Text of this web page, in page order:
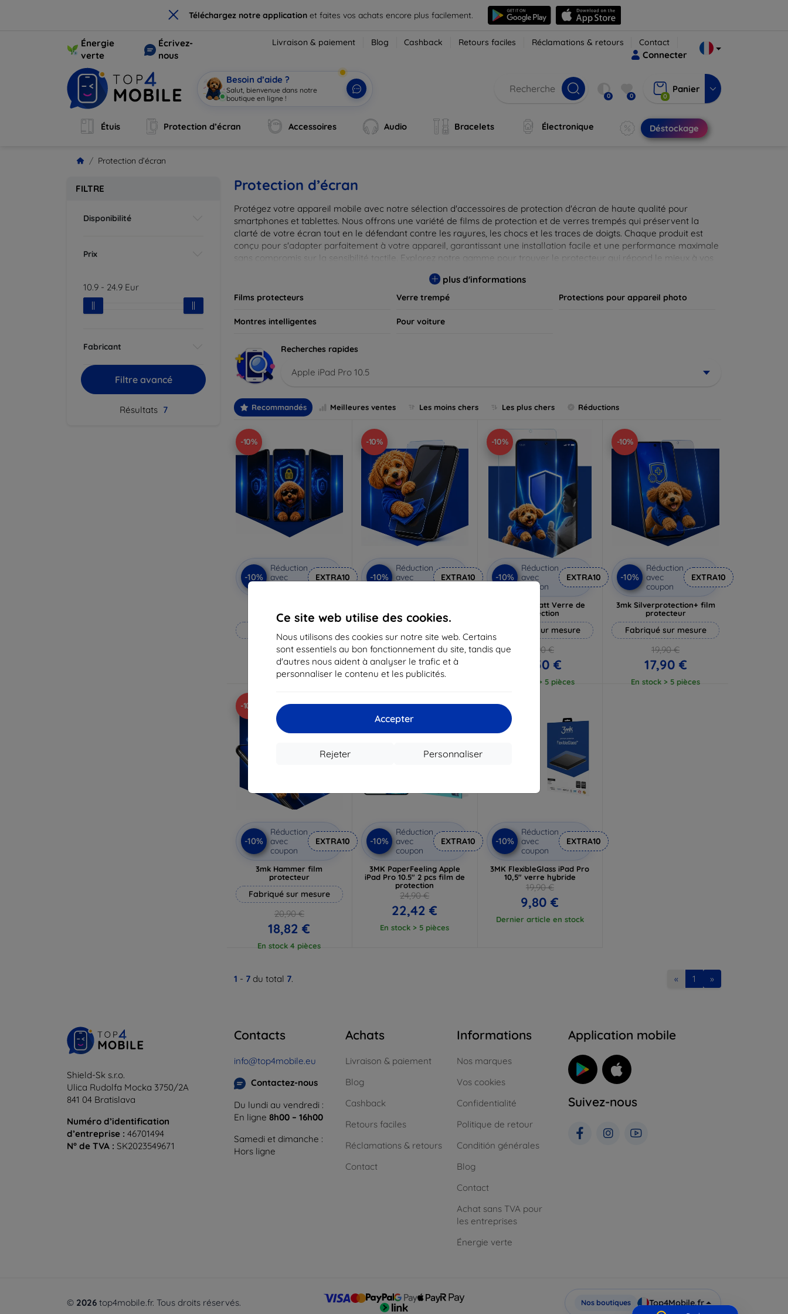
× Téléchargez notre application et faites vos achats encore plus facilement.
Ce site web utilise des cookies.
Nous utilisons des cookies sur notre site web. Certains
sont essentiels au bon fonctionnement du site, tandis que
d'autres nous aident à analyser le trafic et à
personnaliser le contenu et les publicités.
Accepter
Personnaliser
Rejeter
Énergie
verte
Écrivez-
nous
Livraison & paiement Blog Cashback Retours faciles Réclamations & retours Contact
Connecter
Besoin d’aide ?
Salut, bienvenue dans notre
boutique en ligne !
0 0 0
Panier
Étuis Protection d’écran Accessoires Audio Bracelets Électronique Déstockage
Protection d’écran
FILTRE
Disponibilité
Prix
10.9 - 24.9 Eur
Fabricant
Filtre avancé
Résultats 7
Protection d’écran
Protégez votre appareil mobile avec notre sélection d'accessoires de protection d'écran de haute qualité pour
smartphones et tablettes. Nous offrons une variété de films de protection et de verres trempés qui préservent la
clarté de votre écran tout en le défendant contre les rayures, les chocs et les traces de doigts. Chaque produit est
conçu pour s'adapter parfaitement à votre appareil, garantissant une installation facile et une performance maximale
sans compromis sur la sensibilité tactile. Explorez notre gamme pour trouver le protecteur qui répond le mieux à vos
plus d'informations
Films protecteurs Verre trempé Protections pour appareil photo
Montres intelligentes Pour voiture
Recherches rapides
Apple iPad Pro 10.5
Recommandés Meilleures ventes Les moins chers Les plus chers Réductions
-10%
-10%
Réduction
avec
EXTRA10
protection
21,90 €
19,72 €
En stock 3 pièces
-10%
-10%
Réduction
avec
EXTRA10
protection
17,90 €
16,12 €
En stock > 5 pièces
-10%
-10%
Réduction
avec
coupon
EXTRA10
3mk Pure Matt Verre de
protection
Fabriqué sur mesure
13,90 €
12,50 €
En stock > 5 pièces
-10%
-10%
Réduction
avec
coupon
EXTRA10
3mk Silverprotection+ film
protecteur
Fabriqué sur mesure
19,90 €
17,90 €
En stock > 5 pièces
-10%
-10%
Réduction
avec
coupon
EXTRA10
3mk Hammer film
protecteur
Fabriqué sur mesure
20,90 €
18,82 €
En stock 4 pièces
-10%
-10%
Réduction
avec
coupon
EXTRA10
3MK PaperFeeling Apple
iPad Pro 10.5" 2 pcs film de
protection
24,90 €
22,42 €
En stock > 5 pièces
-51%
-10%
Réduction
avec
coupon
EXTRA10
3MK FlexibleGlass iPad Pro
10,5" verre hybride
19,90 €
9,80 €
Dernier article en stock
1 - 7 du total 7. « 1 »
Shield-Sk s.r.o.
Ulica Rudolfa Mocka 3750/2A
841 04 Bratislava
Numéro d’identification
d’entreprise : 46701494
N° de TVA : SK2023549671
Contacts
info@top4mobile.eu
Contactez-nous
Du lundi au vendredi :
En ligne 8h00 – 16h00
Samedi et dimanche :
Hors ligne
Achats
Livraison & paiement
Blog
Cashback
Retours faciles
Réclamations & retours
Contact
Informations
Nos marques
Vos cookies
Confidentialité
Politique de retour
Conditión générales
Blog
Contact
Achat sans TVA pour
les entreprises
Énergie verte
Application mobile
Suivez-nous
© 2026 top4mobile.fr. Tous droits réservés. Nos boutiques Top4Mobile.fr